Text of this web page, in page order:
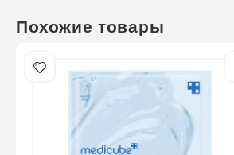
Похожие товары